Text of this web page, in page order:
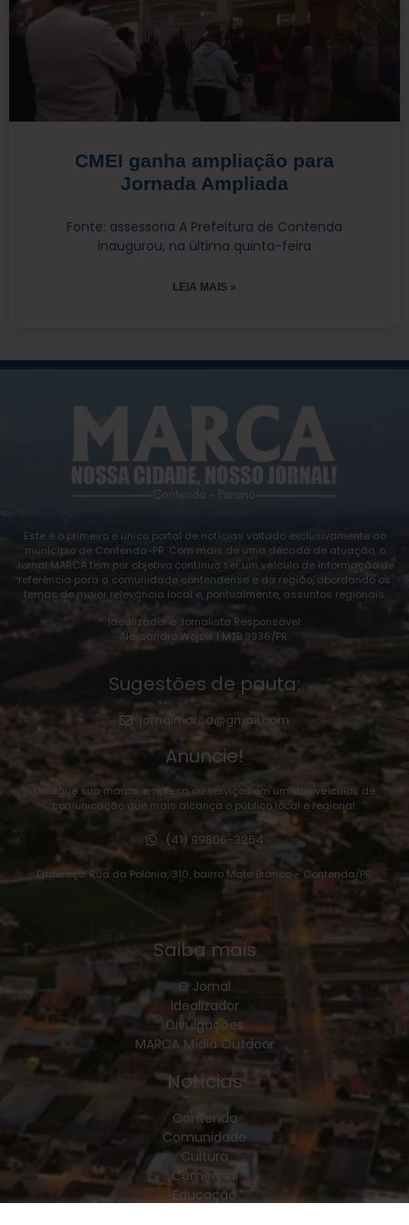
CMEI ganha ampliação para
Jornada Ampliada
Fonte: assessoria A Prefeitura de Contenda
inaugurou, na última quinta-feira
LEIA MAIS »
Este é o primeiro e único portal de notícias voltado exclusivamente ao
município de Contenda-PR. Com mais de uma década de atuação, o
Jornal MARCA tem por objetivo contínuo ser um veículo de informação de
referência para a comunidade contendense e da região, abordando os
temas de maior relevância local e, pontualmente, assuntos regionais.
Idealizador e Jornalista Responsável:
Alexsandro Wojcik | MTB 9936/PR.
Sugestões de pauta:
jornalmarca@gmail.com
Anuncie!
Divulgue sua marca, empresa ou serviços em um dos veículos de
comunicação que mais alcança o público local e regional:
(41) 99806-3254
Endereço: Rua da Polônia, 310, bairro Mato Branco – Contenda/PR.
Saiba mais
O Jornal
Idealizador
Divulgações
MARCA Mídia Outdoor
Notícias
Contenda
Comunidade
Cultura
Comercial
Educação